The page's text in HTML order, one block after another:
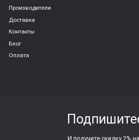
Производители
Доставка
Контакты
Блог
Оплата
И получите скидку 2%